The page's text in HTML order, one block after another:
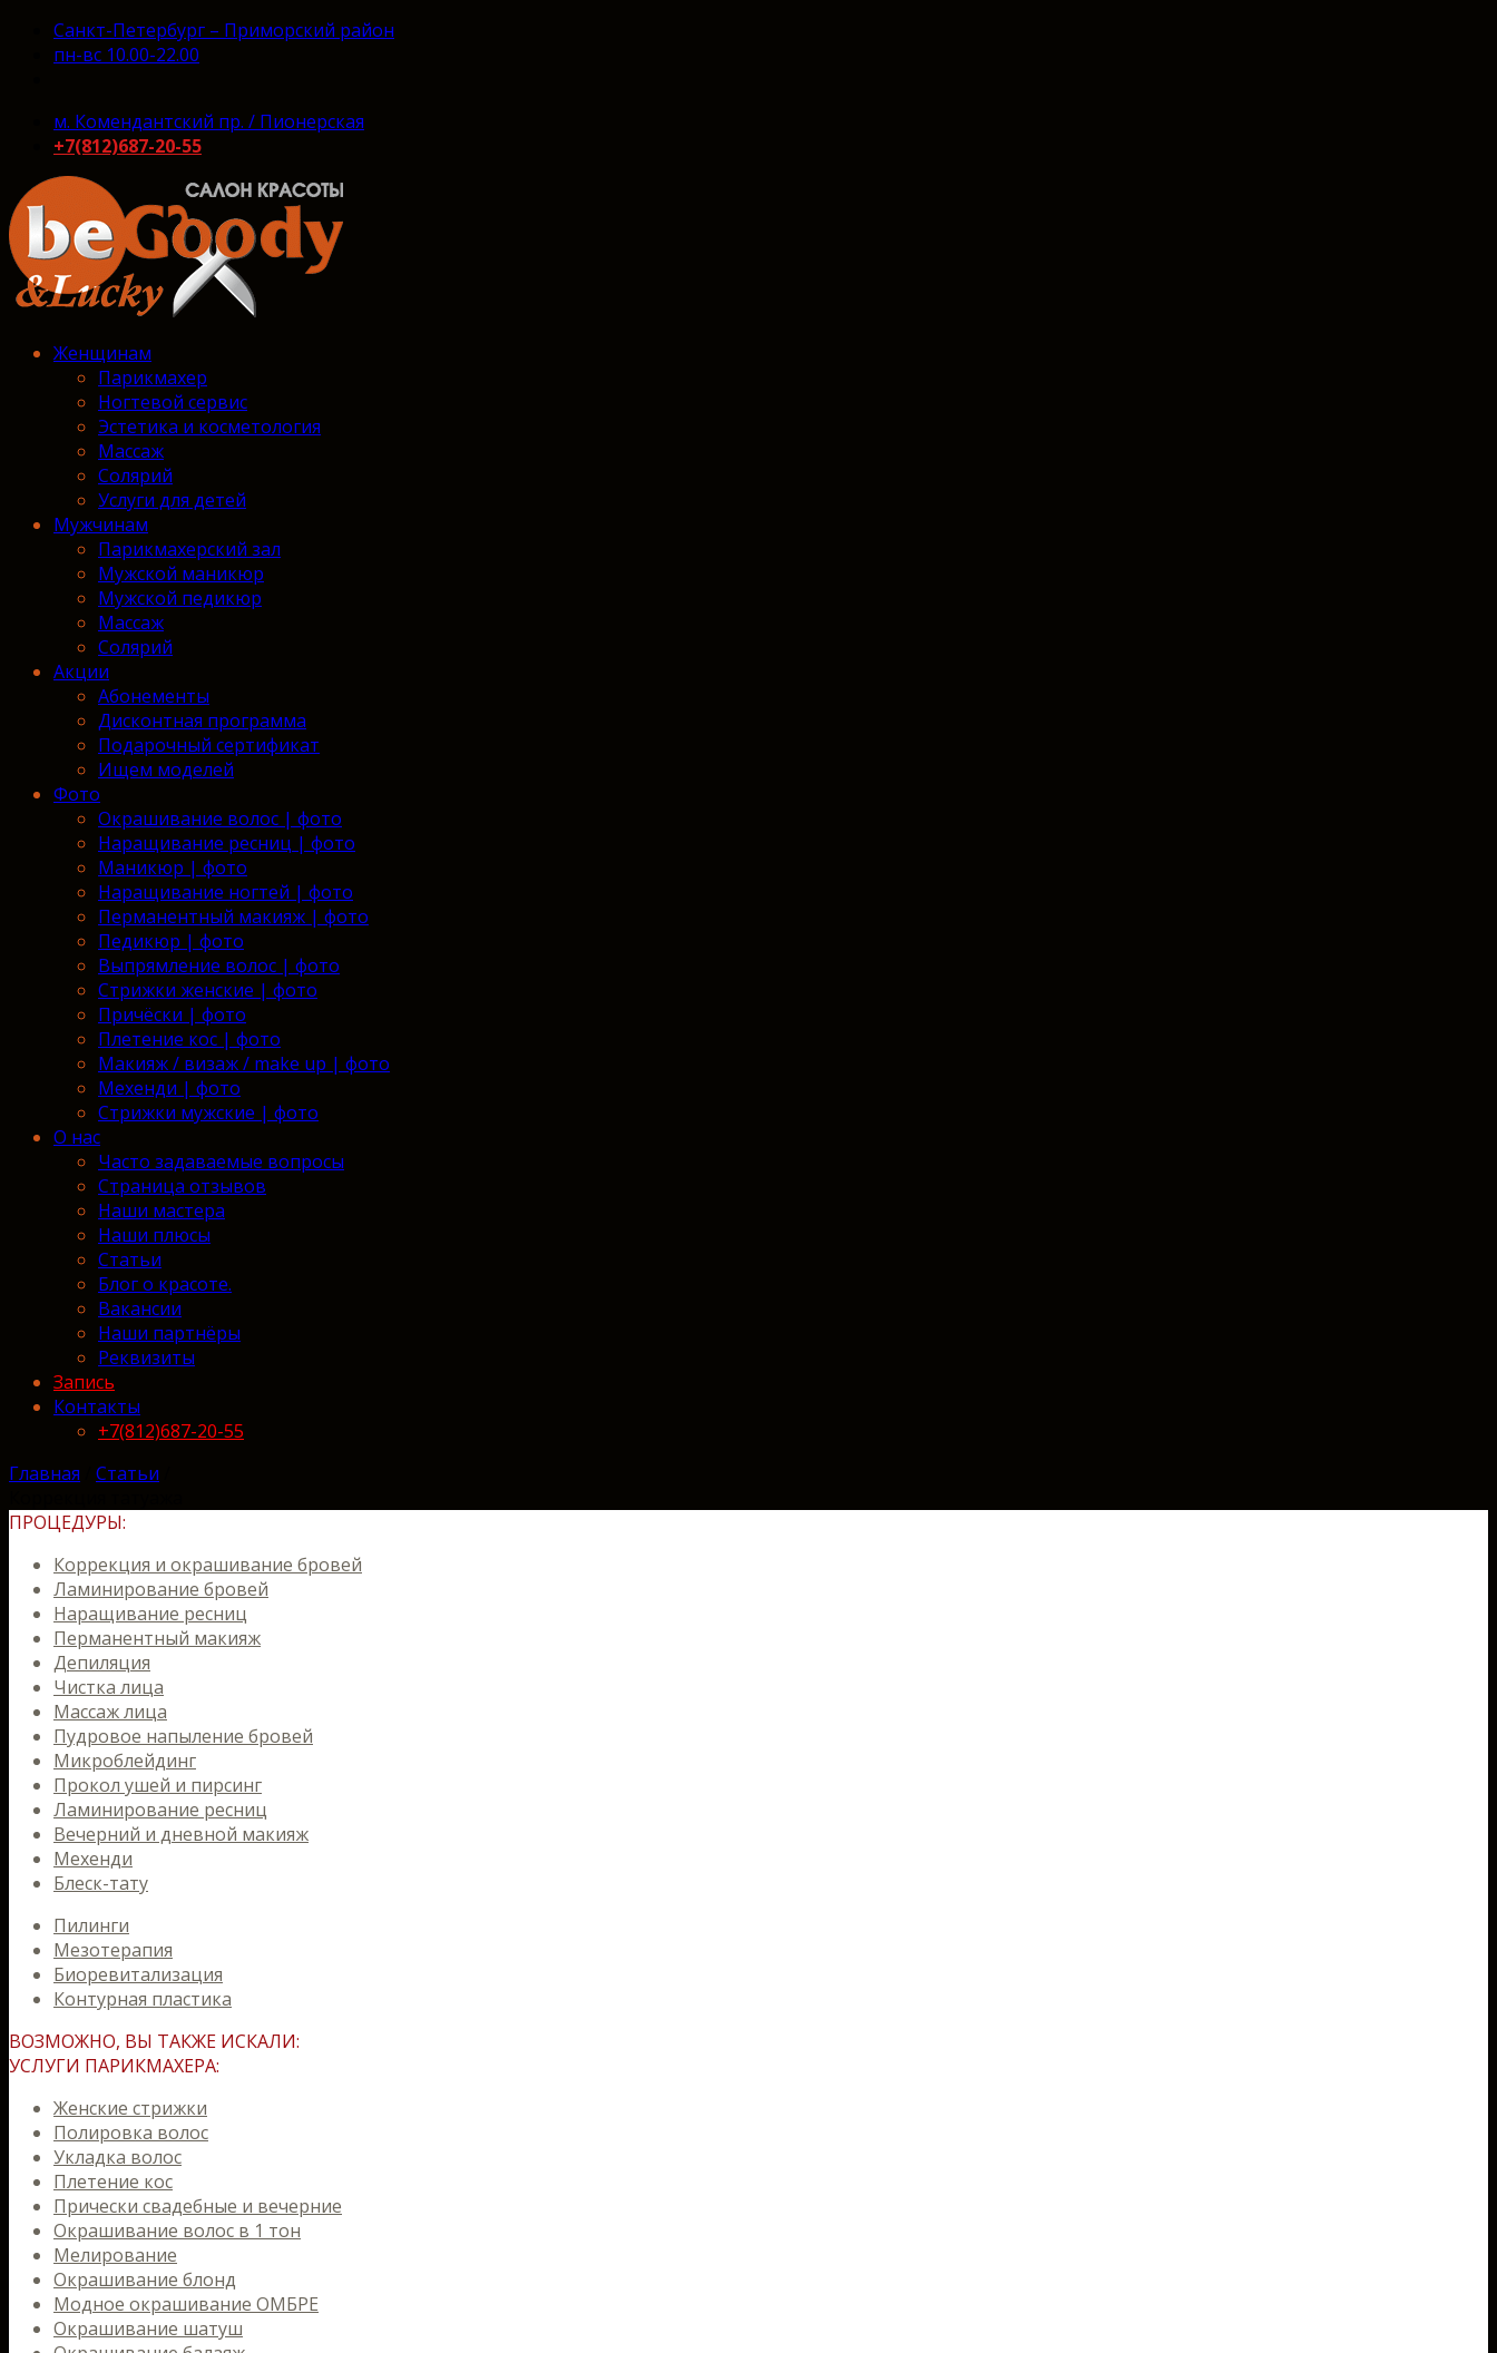
Санкт-Петербург – Приморский район
пн-вс 10.00-22.00
м. Комендантский пр. / Пионерская
+7(812)687-20-55
Женщинам
Парикмахер
Ногтевой сервис
Эстетика и косметология
Массаж
Солярий
Услуги для детей
Мужчинам
Парикмахерский зал
Мужской маникюр
Мужской педикюр
Массаж
Солярий
Акции
Абонементы
Дисконтная программа
Подарочный сертификат
Ищем моделей
Фото
Окрашивание волос | фото
Наращивание ресниц | фото
Маникюр | фото
Наращивание ногтей | фото
Перманентный макияж | фото
Педикюр | фото
Выпрямление волос | фото
Стрижки женские | фото
Причёски | фото
Плетение кос | фото
Макияж / визаж / make up | фото
Мехенди | фото
Стрижки мужские | фото
О нас
Часто задаваемые вопросы
Страница отзывов
Наши мастера
Наши плюсы
Статьи
Блог о красоте.
Вакансии
Наши партнёры
Реквизиты
Запись
Контакты
+7(812)687-20-55
Главная
Статьи
ПРОЦЕДУРЫ:
Коррекция и окрашивание бровей
Ламинирование бровей
Наращивание ресниц
Перманентный макияж
Депиляция
Чистка лица
Массаж лица
Пудровое напыление бровей
Микроблейдинг
Прокол ушей и пирсинг
Ламинирование ресниц
Вечерний и дневной макияж
Мехенди
Блеск-тату
Пилинги
Мезотерапия
Биоревитализация
Контурная пластика
ВОЗМОЖНО, ВЫ ТАКЖЕ ИСКАЛИ:
УСЛУГИ ПАРИКМАХЕРА:
Женские стрижки
Полировка волос
Укладка волос
Плетение кос
Прически свадебные и вечерние
Окрашивание волос в 1 тон
Мелирование
Окрашивание блонд
Модное окрашивание ОМБРЕ
Окрашивание шатуш